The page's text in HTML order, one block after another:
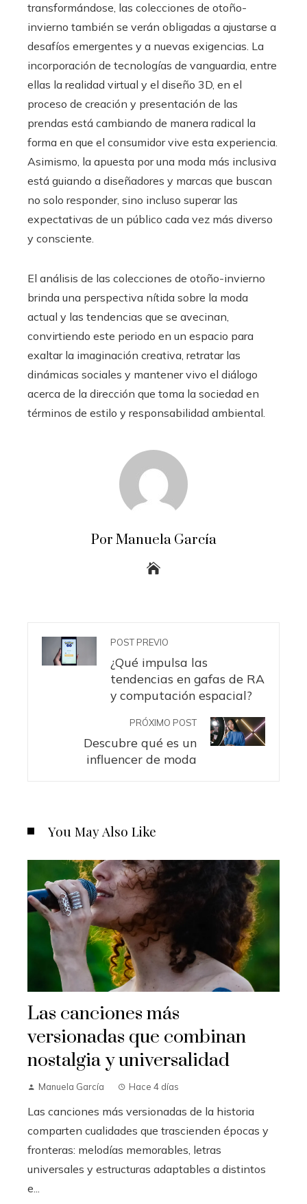
transformándose, las colecciones de otoño-
invierno también se verán obligadas a ajustarse a
desafíos emergentes y a nuevas exigencias. La
incorporación de tecnologías de vanguardia, entre
ellas la realidad virtual y el diseño 3D, en el
proceso de creación y presentación de las
prendas está cambiando de manera radical la
forma en que el consumidor vive esta experiencia.
Asimismo, la apuesta por una moda más inclusiva
está guiando a diseñadores y marcas que buscan
no solo responder, sino incluso superar las
expectativas de un público cada vez más diverso
y consciente.
El análisis de las colecciones de otoño-invierno
brinda una perspectiva nítida sobre la moda
actual y las tendencias que se avecinan,
convirtiendo este periodo en un espacio para
exaltar la imaginación creativa, retratar las
dinámicas sociales y mantener vivo el diálogo
acerca de la dirección que toma la sociedad en
términos de estilo y responsabilidad ambiental.
Por Manuela García
POST PREVIO
¿Qué impulsa las
tendencias en gafas de RA
y computación espacial?
PRÓXIMO POST
Descubre qué es un
influencer de moda
You May Also Like
Las canciones más
versionadas que combinan
nostalgia y universalidad
Manuela García Hace 4 días
Las canciones más versionadas de la historia
comparten cualidades que trascienden épocas y
fronteras: melodías memorables, letras
universales y estructuras adaptables a distintos
e...